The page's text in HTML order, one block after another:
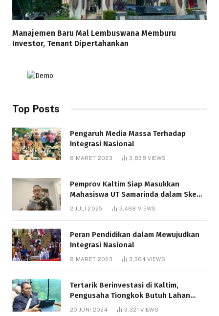
Manajemen Baru Mal Lembuswana Memburu
Investor, Tenant Dipertahankan
Top Posts
Pengaruh Media Massa Terhadap
Integrasi Nasional
8 MARET 2023 3,838VIEWS
Pemprov Kaltim Siap Masukkan
Mahasiswa UT Samarinda dalam Skema
Bantuan Pendidikan Gratispol
2 JULI 2025 3,468 VIEWS
Peran Pendidikan dalam Mewujudkan
Integrasi Nasional
8 MARET 2023 3,364VIEWS
Tertarik Berinvestasi di Kaltim,
Pengusaha Tiongkok Butuh Lahan
1.000 Hektare
20 JUNI 2024 3,321VIEWS